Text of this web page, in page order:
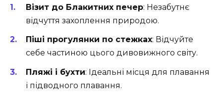
Візит до Блакитних печер: Незабутнє
відчуття захоплення природою.
Піші прогулянки по стежках: Відчуйте
себе частиною цього дивовижного світу.
Пляжі і бухти: Ідеальні місця для плавання
і підводного плавання.